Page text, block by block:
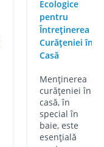
Ecologice
pentru
Întreținerea
Curățeniei în
Casă
Menținerea
curățeniei în
casă, în
special în
baie, este
esențială